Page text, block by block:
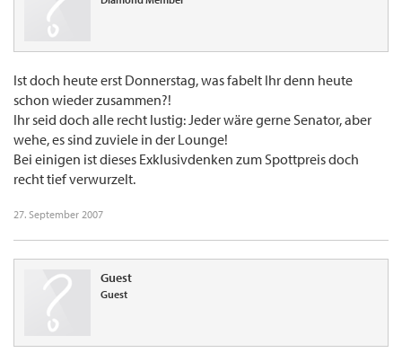
Ist doch heute erst Donnerstag, was fabelt Ihr denn heute
schon wieder zusammen?!
Ihr seid doch alle recht lustig: Jeder wäre gerne Senator, aber
wehe, es sind zuviele in der Lounge!
Bei einigen ist dieses Exklusivdenken zum Spottpreis doch
recht tief verwurzelt.
27. September 2007
Guest
Guest